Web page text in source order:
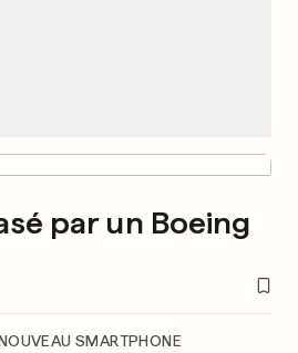
par un Boeing
SMARTPHONE